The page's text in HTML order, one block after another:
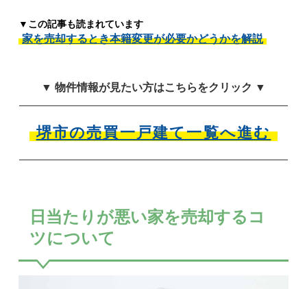
▼この記事も読まれています
家を売却するとき本籍変更が必要かどうかを解説
▼ 物件情報が見たい方はこちらをクリック ▼
堺市の売買一戸建て一覧へ進む
日当たりが悪い家を売却するコ
ツについて